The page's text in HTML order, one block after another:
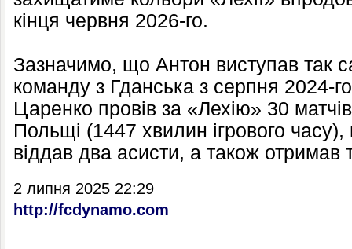
кінця червня 2026-го.
Зазначимо, що Антон виступав так
команду з Гданська з серпня 2024-
Царенко провів за «Лехію» 30
Польщі (1447 хвилин ігрового
віддав два асисти, а також
2 липня 2025 22:29
http://fcdynamo.com